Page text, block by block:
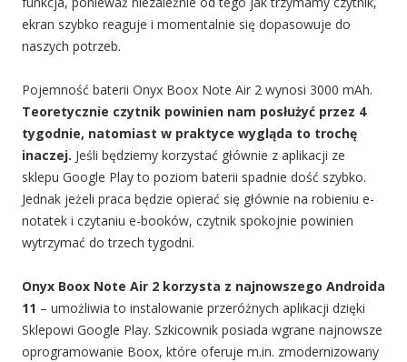
ekran szybko reaguje i momentalnie się dopasowuje do
naszych potrzeb.
Pojemność baterii Onyx Boox Note Air 2 wynosi 3000 mAh.
Teoretycznie czytnik powinien nam posłużyć przez 4
tygodnie, natomiast w praktyce wygląda to trochę
inaczej. Jeśli będziemy korzystać głównie z aplikacji ze
sklepu Google Play to poziom baterii spadnie dość szybko.
Jednak jeżeli praca będzie opierać się głównie na robieniu e-
notatek i czytaniu e-booków, czytnik spokojnie powinien
wytrzymać do trzech tygodni.
Onyx Boox Note Air 2 korzysta z najnowszego Androida
11 – umożliwia to instalowanie przeróżnych aplikacji dzięki
Sklepowi Google Play. Szkicownik posiada wgrane najnowsze
oprogramowanie Boox, które oferuje m.in. zmodernizowany